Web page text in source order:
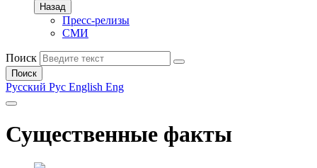
Назад
Пресс-релизы
СМИ
Поиск
Поиск
Русский Рус English Eng
Существенные факты